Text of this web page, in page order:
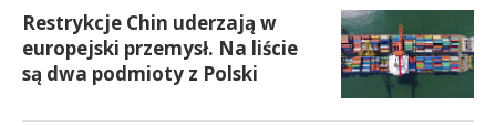
Restrykcje Chin uderzają w
europejski przemysł. Na liście
są dwa podmioty z Polski